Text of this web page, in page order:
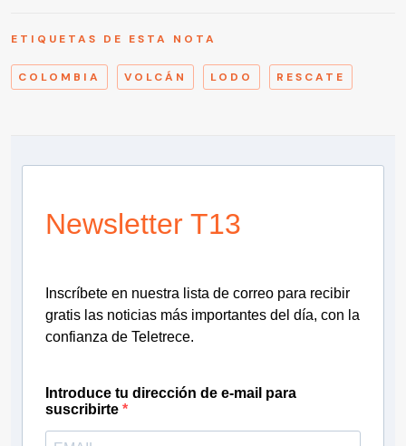
ETIQUETAS DE ESTA NOTA
COLOMBIA VOLCÁN LODO RESCATE
Newsletter T13
Inscríbete en nuestra lista de correo para recibir
gratis las noticias más importantes del día, con la
confianza de Teletrece.
Introduce tu dirección de e-mail para
suscribirte